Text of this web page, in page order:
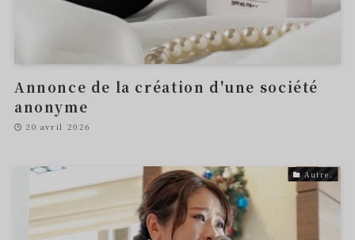
Annonce de la création d'une société
anonyme
20 avril 2026
Autre.